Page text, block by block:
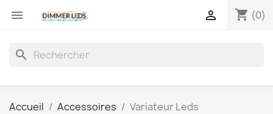
 shopping_cart (0)

search
Accueil Accessoires Variateur Leds